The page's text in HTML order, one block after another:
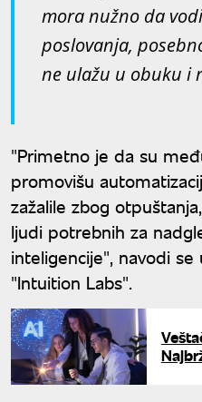
mora nužno da
poslovanja,
ne ulažu u obuku i
"Primetno je da su
promovišu
zažalile zbog
ljudi potrebnih za
inteligencije", navodi
"Intuition Labs".